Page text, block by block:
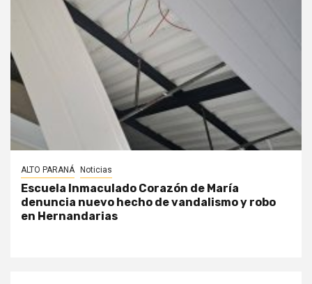
ALTO PARANÁ Noticias
Escuela Inmaculado Corazón de María
denuncia nuevo hecho de vandalismo y robo
en Hernandarias